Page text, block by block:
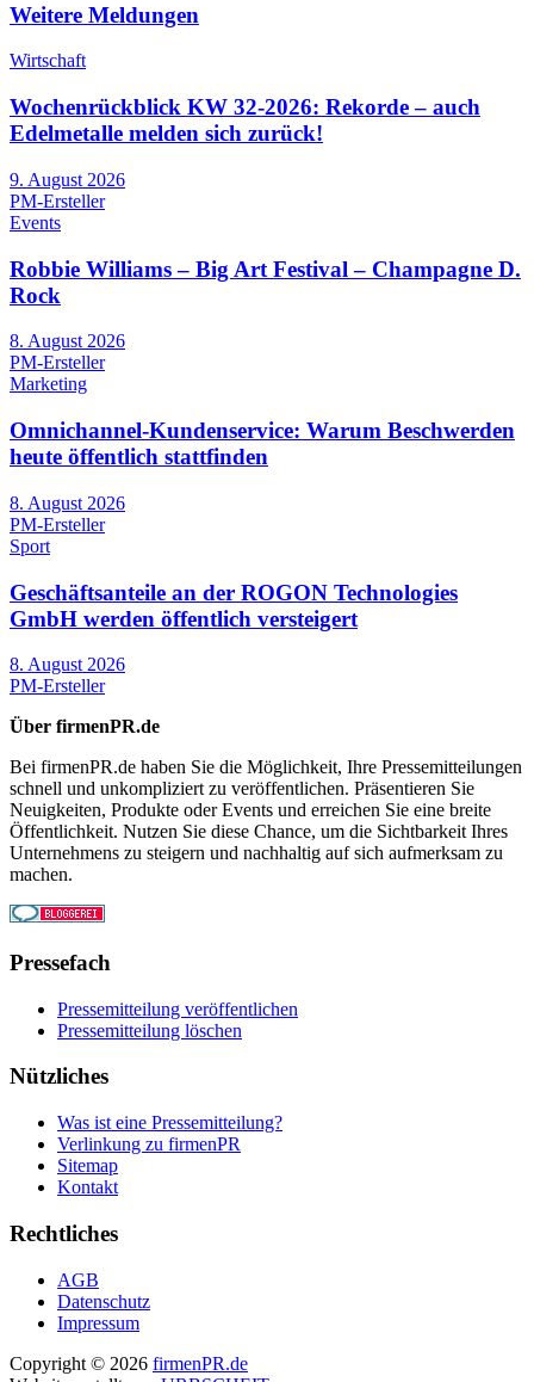
Weitere Meldungen
Wirtschaft
Wochenrückblick KW 32-2026: Rekorde – auch
Edelmetalle melden sich zurück!
9. August 2026
PM-Ersteller
Events
Robbie Williams – Big Art Festival – Champagne D.
Rock
8. August 2026
PM-Ersteller
Marketing
Omnichannel-Kundenservice: Warum Beschwerden
heute öffentlich stattfinden
8. August 2026
PM-Ersteller
Sport
Geschäftsanteile an der ROGON Technologies
GmbH werden öffentlich versteigert
8. August 2026
PM-Ersteller
Über firmenPR.de
Bei firmenPR.de haben Sie die Möglichkeit, Ihre Pressemitteilungen
schnell und unkompliziert zu veröffentlichen. Präsentieren Sie
Neuigkeiten, Produkte oder Events und erreichen Sie eine breite
Öffentlichkeit. Nutzen Sie diese Chance, um die Sichtbarkeit Ihres
Unternehmens zu steigern und nachhaltig auf sich aufmerksam zu
machen.
Pressefach
Pressemitteilung veröffentlichen
Pressemitteilung löschen
Nützliches
Was ist eine Pressemitteilung?
Verlinkung zu firmenPR
Sitemap
Kontakt
Rechtliches
AGB
Datenschutz
Impressum
Copyright © 2026 firmenPR.de